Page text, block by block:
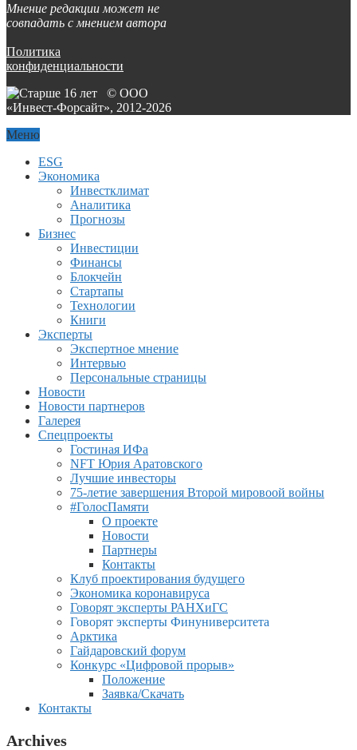
Мнение редакции может не
совпадать с мнением автора
Политика
конфиденциальности
© ООО
«Инвест-Форсайт», 2012-2026
Меню
ESG
Экономика
Инвестклимат
Аналитика
Прогнозы
Бизнес
Инвестиции
Финансы
Блокчейн
Стартапы
Технологии
Книги
Эксперты
Экспертное мнение
Интервью
Персональные страницы
Новости
Новости партнеров
Галерея
Спецпроекты
Гостиная ИФа
NFT Юрия Аратовского
Лучшие инвесторы
75-летие завершения Второй мировоой войны
#ГолосПамяти
О проекте
Новости
Партнеры
Контакты
Клуб проектирования будущего
Экономика коронавируса
Говорят эксперты РАНХиГС
Говорят эксперты Финуниверситета
Арктика
Гайдаровский форум
Конкурс «Цифровой прорыв»
Положение
Заявка/Скачать
Контакты
Archives